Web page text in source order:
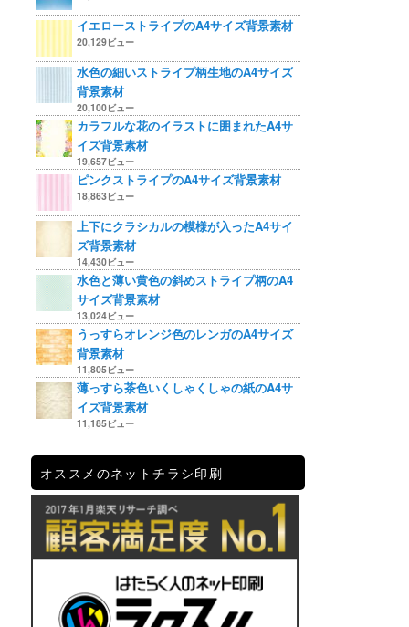
イエローストライプのA4サイズ背景素材
20,129ビュー
水色の細いストライプ柄生地のA4サイズ
背景素材
20,100ビュー
カラフルな花のイラストに囲まれたA4サ
イズ背景素材
19,657ビュー
ピンクストライプのA4サイズ背景素材
18,863ビュー
上下にクラシカルの模様が入ったA4サイ
ズ背景素材
14,430ビュー
水色と薄い黄色の斜めストライプ柄のA4
サイズ背景素材
13,024ビュー
うっすらオレンジ色のレンガのA4サイズ
背景素材
11,805ビュー
薄っすら茶色いくしゃくしゃの紙のA4サ
イズ背景素材
11,185ビュー
オススメのネットチラシ印刷